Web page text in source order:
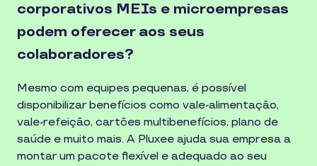
corporativos MEIs e microempresas
podem oferecer aos seus
colaboradores?
Mesmo com equipes pequenas, é possível
disponibilizar benefícios como vale-alimentação,
vale-refeição, cartões multibenefícios, plano de
saúde e muito mais. A Pluxee ajuda sua empresa a
montar um pacote flexível e adequado ao seu